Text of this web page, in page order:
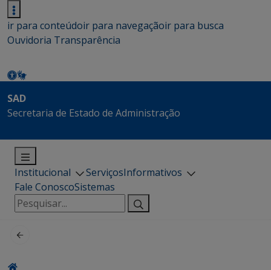
ir para conteúdoir para navegaçãoir para busca
Ouvidoria Transparência
SAD
Secretaria de Estado de Administração
Institucional ServiçosInformativos
Fale ConoscoSistemas
Pesquisar
por: